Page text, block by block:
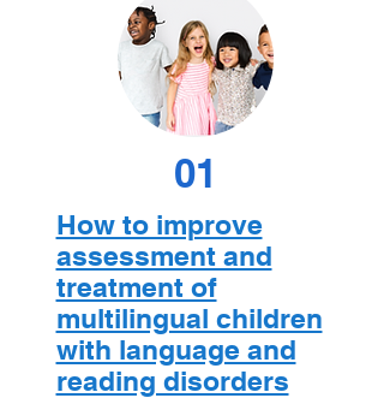
01
How to improve
assessment and
treatment of
multilingual children
with language and
reading disorders